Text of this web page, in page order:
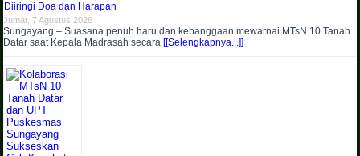
Diiringi Doa dan Harapan
Jumat, 7 Agustus 2026
Sungayang – Suasana penuh haru dan kebanggaan mewarnai MTsN 10 Tanah
Datar saat Kepala Madrasah secara [[Selengkapnya...]]